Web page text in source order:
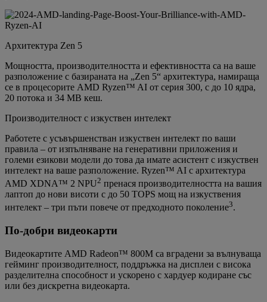
Архитектура Zen 5
Мощността, производителността и ефективността са на ваше
разположение с базираната на „Zen 5“ архитектура, намираща
се в процесорите AMD Ryzen™ AI от серия 300, с до 10 ядра,
20 потока и 34 MB кеш.
Производителност с изкуствен интелект
Работете с усъвършенстван изкуствен интелект по ваши
правила – от изпълняване на генеративни приложения и
големи езикови модели до това да имате асистент с изкуствен
интелект на ваше разположение. Ryzen™ AI с архитектура
AMD XDNA™ 2 NPU2 пренася производителността на вашия
лаптоп до нови висоти с до 50 TOPS мощ на изкуствения
интелект – три пъти повече от предходното поколение3.
По-добри видеокарти
Видеокартите AMD Radeon™ 800M са вградени за вълнуваща
гейминг производителност, поддръжка на дисплеи с висока
разделителна способност и ускорено с хардуер кодиране със
или без дискретна видеокарта.